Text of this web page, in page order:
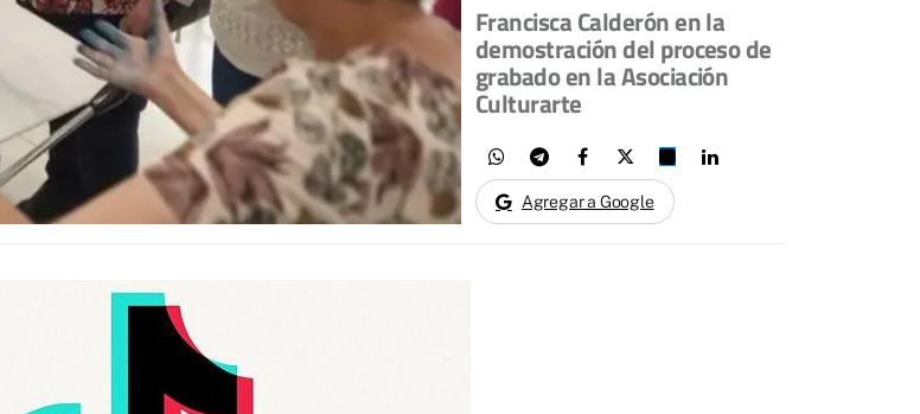
Francisca Calderón en la
demostración del proceso de
grabado en la Asociación
Culturarte
Agregar a Google